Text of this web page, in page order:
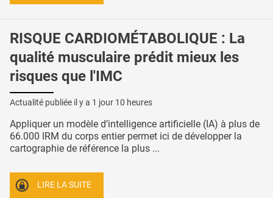
RISQUE CARDIOMÉTABOLIQUE : La
qualité musculaire prédit mieux les
risques que l'IMC
Actualité publiée il y a 1 jour 10 heures
Appliquer un modèle d’intelligence artificielle (IA) à plus de
66.000 IRM du corps entier permet ici de développer la
cartographie de référence la plus ...
LIRE LA SUITE